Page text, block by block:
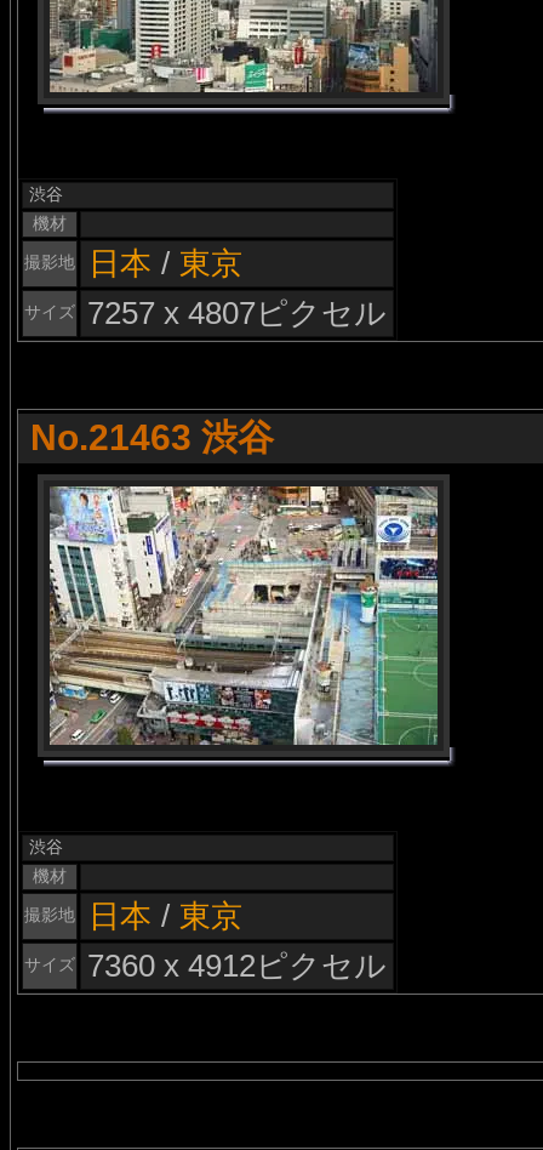
渋谷
機材
撮影地
日本 / 東京
サイズ 7257 x 4807ピクセル
No.21463 渋谷
渋谷
機材
撮影地
日本 / 東京
サイズ 7360 x 4912ピクセル